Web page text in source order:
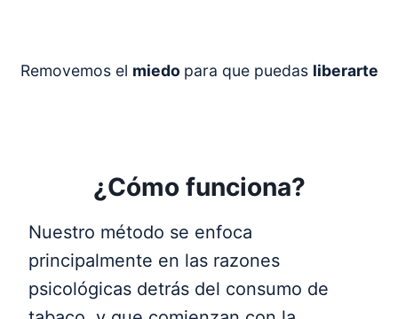
Removemos el miedo para que puedas liberarte
¿Cómo funciona?
Nuestro método se enfoca
principalmente en las razones
psicológicas detrás del consumo de